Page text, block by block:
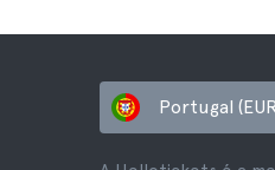
Portugal